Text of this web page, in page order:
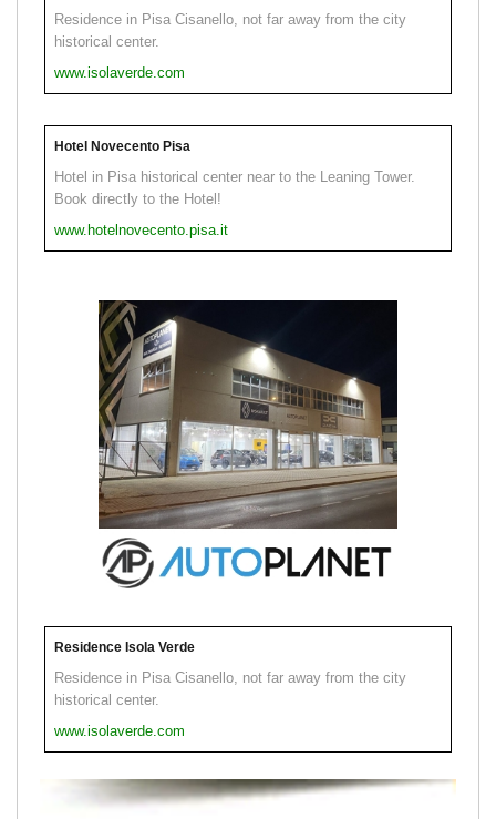
Residence in Pisa Cisanello, not far away from the city
historical center.
www.isolaverde.com
Hotel Novecento Pisa
Hotel in Pisa historical center near to the Leaning Tower.
Book directly to the Hotel!
www.hotelnovecento.pisa.it
Residence Isola Verde
Residence in Pisa Cisanello, not far away from the city
historical center.
www.isolaverde.com